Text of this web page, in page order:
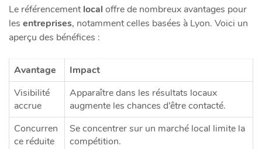
Le référencementlocal offre de nombreux avantages pour
les entreprises, notamment celles basées à Lyon. Voici un
aperçu des bénéfices :
Avantage
Impact
Visibilité
accrue
Apparaître dans les résultats locaux
augmente les chances d’être contacté.
Concurren
ce réduite
Se concentrer sur un marché local limite la
compétition.